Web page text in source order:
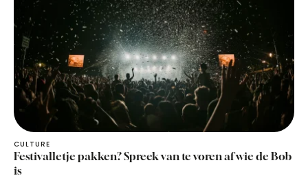
CULTURE
Festivalletje pakken? Spreek van te voren af wie de Bob
is